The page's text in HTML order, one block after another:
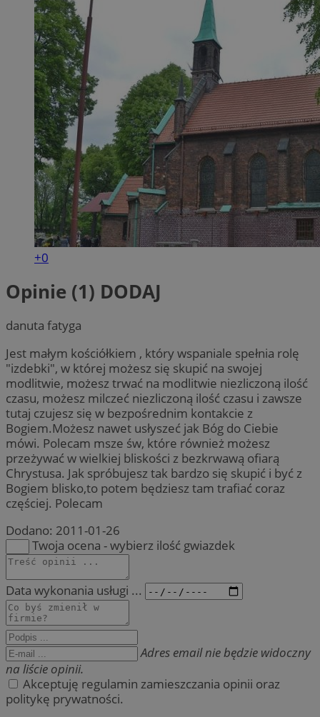
+0
Opinie (1) DODAJ
danuta fatyga
Jest małym kościółkiem , który wspaniale spełnia rolę
"izdebki", w której możesz się skupić na swojej
modlitwie, możesz trwać na modlitwie niezliczoną ilość
czasu, możesz milczeć niezliczoną ilość czasu i zawsze
tutaj czujesz się w bezpośrednim kontakcie z
Bogiem.Możesz nawet usłyszeć jak Bóg do Ciebie
mówi. Polecam msze św, które również możesz
przeżywać w wielkiej bliskości z bezkrwawą ofiarą
Chrystusa. Jak spróbujesz tak bardzo się skupić i być z
Bogiem blisko,to potem będziesz tam trafiać coraz
częściej. Polecam
Dodano: 2011-01-26
Twoja ocena - wybierz ilość gwiazdek
Data wykonania usługi ...
Adres email nie będzie widoczny
na liście opinii.
Akceptuję regulamin zamieszczania opinii oraz
politykę prywatności.